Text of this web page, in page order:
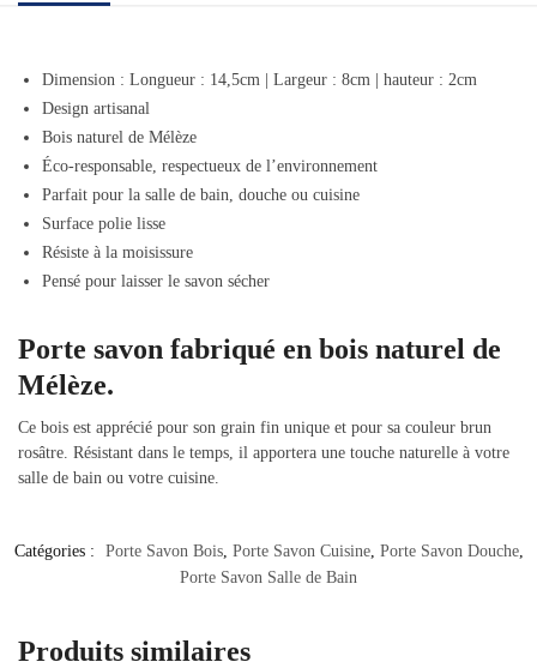
Dimension : Longueur : 14,5cm | Largeur : 8cm | hauteur : 2cm
Design artisanal
Bois naturel de Mélèze
Éco-responsable, respectueux de l’environnement
Parfait pour la salle de bain, douche ou cuisine
Surface polie lisse
Résiste à la moisissure
Pensé pour laisser le savon sécher
Porte savon fabriqué en bois naturel de
Mélèze.
Ce bois est apprécié pour son grain fin unique et pour sa couleur brun
rosâtre. Résistant dans le temps, il apportera une touche naturelle à votre
salle de bain ou votre cuisine.
Catégories : Porte Savon Bois, Porte Savon Cuisine, Porte Savon Douche,
Porte Savon Salle de Bain
Produits similaires